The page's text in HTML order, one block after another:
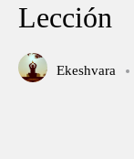
Lección
Ekeshvara